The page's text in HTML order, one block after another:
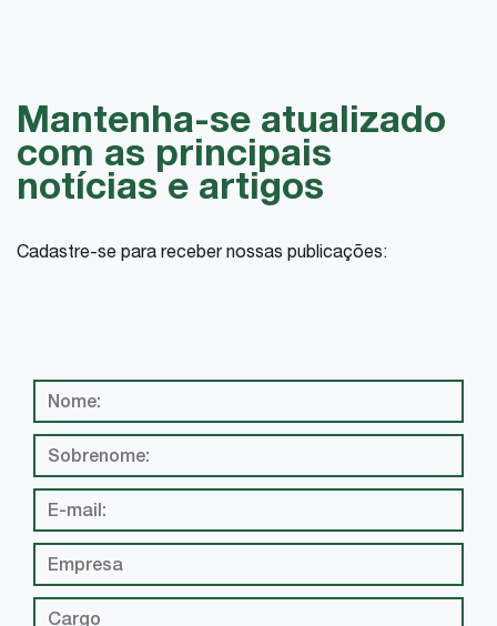
Mantenha-se atualizado
com as principais
notícias e artigos
Cadastre-se para receber nossas publicações: